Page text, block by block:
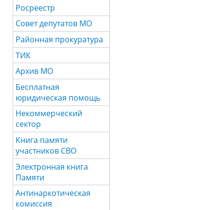
Росреестр
Совет депутатов МО
Районная прокуратура
ТИК
Архив МО
Бесплатная
юридическая помощь
Некоммерческий
сектор
Книга памяти
участников СВО
Электронная книга
Памяти
Антинаркотическая
комиссия